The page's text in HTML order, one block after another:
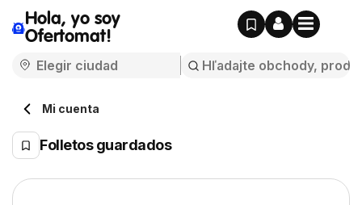
Hola, yo soy
Ofertomat!
Mi cuenta
Folletos guardados